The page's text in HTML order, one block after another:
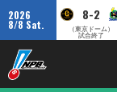
2026
8/8 Sat.
8-2
（東京ドーム）
試合終了